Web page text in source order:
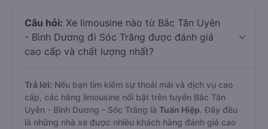
Câu hỏi: Xe limousine nào từ Bắc Tân Uyên
- Bình Dương đi Sóc Trăng được đánh giá
cao cấp và chất lượng nhất?
Trả lời: Nếu bạn tìm kiếm sự thoải mái và dịch vụ cao
cấp, các hãng limousine nổi bật trên tuyến Bắc Tân
Uyên - Bình Dương - Sóc Trăng là Tuấn Hiệp. Đây đều
là những nhà xe được nhiều khách hàng đánh giá cao